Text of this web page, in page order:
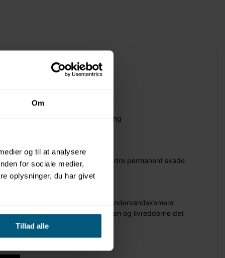
Om
og til at analysere
for sociale medier,
oplysninger, du har givet
Tillad alle
friluftsbade
og undervandsovervågning
for at redde liv og forhindre permanent skade
i loftet
i loftet + dobbelt undervandskamera
– sammen udgør druknealarmen og livredderne det